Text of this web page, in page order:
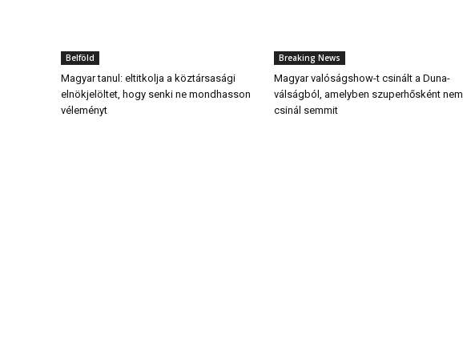
Belföld
Magyar tanul: eltitkolja a köztársasági
elnökjelöltet, hogy senki ne mondhasson
véleményt
Breaking News
Magyar valóságshow-t csinált a Duna-
válságból, amelyben szuperhősként nem
csinál semmit